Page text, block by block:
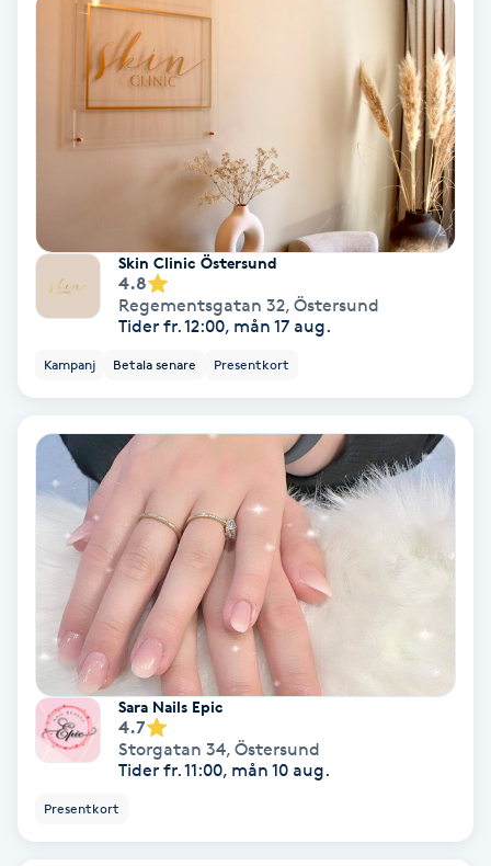
Japansk massage
Kemisk peeling
Keratinbehandling
Kinesisk medicin
Kiropraktik
Klangmassage
Klippning
Klippning & Slingor
Klippning ungdom
Koppningsmassage
Skin Clinic Östersund
4.8
Regementsgatan 32, Östersund
Tider fr. 12:00, mån 17 aug.
Kampanj Betala senare Presentkort
Sara Nails Epic
4.7
Storgatan 34, Östersund
Tider fr. 11:00, mån 10 aug.
Presentkort